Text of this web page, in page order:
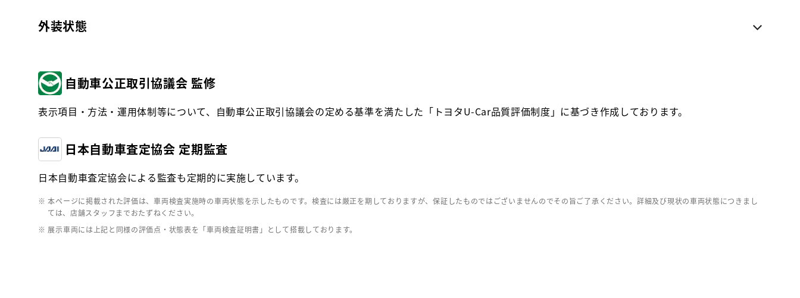
外装状態
自動車公正取引協議会 監修
表示項目・方法・運用体制等について、自動車公正取引協議会の定める基準を満たした「トヨタU-Car品質評価制度」に基づき作成しております。
日本自動車査定協会 定期監査
日本自動車査定協会による監査も定期的に実施しています。
※ 本ページに掲載された評価は、車両検査実施時の車両状態を示したものです。検査には厳正を期しておりますが、保証したものではございませんのでその旨ご了承ください。詳細及び現状の車両状態につきまし
ては、店舗スタッフまでおたずねください。
※ 展示車両には上記と同様の評価点・状態表を「車両検査証明書」として搭載しております。